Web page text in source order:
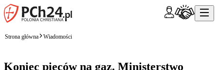
Strona główna Wiadomości
Koniec pieców na gaz. Ministerstwo